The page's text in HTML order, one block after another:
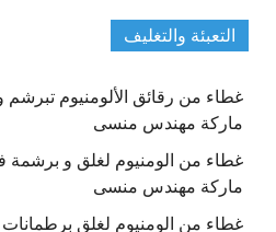
التعبئة والتغليف
غطاء من رقائق الألومنيوم تبرشم
ماركة مهندس منسى
غطاء من الومنيوم لغلق و برشمة
ماركة مهندس منسى
غطاء من الومنيوم لغلق